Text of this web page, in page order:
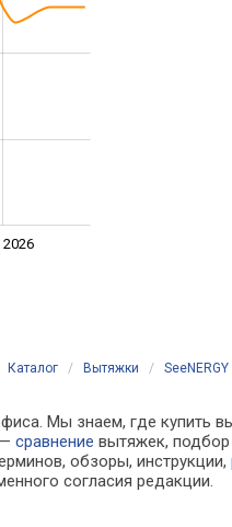
Каталог / Вытяжки / SeeNERGY
Мы знаем, где купить
—сравнение вытяжек,
обзоры, инструкции,
согласия редакции.